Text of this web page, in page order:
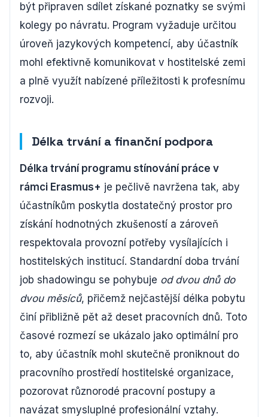
být připraven sdílet získané poznatky se svými
kolegy po návratu. Program vyžaduje určitou
úroveň jazykových kompetencí, aby účastník
mohl efektivně komunikovat v hostitelské zemi
a plně využít nabízené příležitosti k profesnímu
rozvoji.
Délka trvání a finanční podpora
Délka trvání programu stínování práce v
rámci Erasmus+ je pečlivě navržena tak, aby
účastníkům poskytla dostatečný prostor pro
získání hodnotných zkušeností a zároveň
respektovala provozní potřeby vysílajících i
hostitelských institucí. Standardní doba trvání
job shadowingu se pohybuje od dvou dnů do
dvou měsíců, přičemž nejčastější délka pobytu
činí přibližně pět až deset pracovních dnů. Toto
časové rozmezí se ukázalo jako optimální pro
to, aby účastník mohl skutečně proniknout do
pracovního prostředí hostitelské organizace,
pozorovat různorodé pracovní postupy a
navázat smysluplné profesionální vztahy.